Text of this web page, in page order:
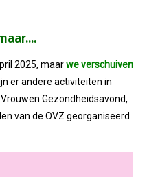
2025, maarwe verschuiven
er andere activiteiten in
Gezondheidsavond,
van de OVZ georganiseerd